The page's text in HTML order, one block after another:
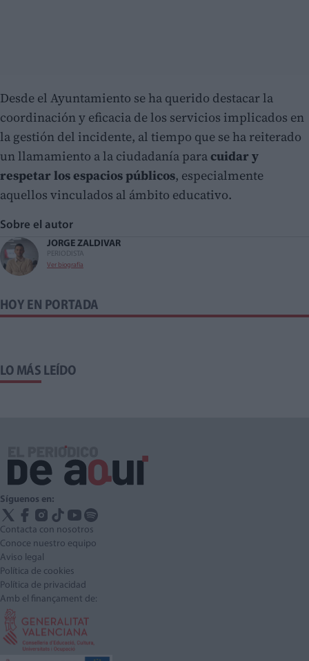
Desde el Ayuntamiento se ha querido destacar la
coordinación y eficacia de los servicios implicados en
la gestión del incidente, al tiempo que se ha reiterado
un llamamiento a la ciudadanía paracuidar y
respetar los espacios públicos, especialmente
aquellos vinculados al ámbito educativo.
Sobre el autor
JORGE ZALDIVAR
PERIODISTA
Ver biografía
HOY EN PORTADA
LO MÁS LEÍDO
Síguenos en:
Contacta con nosotros
Conoce nuestro equipo
Aviso legal
Política de cookies
Política de privacidad
Amb el finançament de: